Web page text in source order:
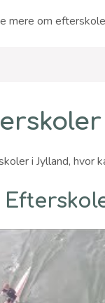
mere om
i Jylland, hvor